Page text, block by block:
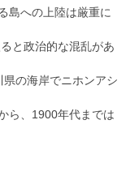
島への上陸は厳重に
と政治的な混乱があ
の海岸でニホンアシ
ら、1900年代までは